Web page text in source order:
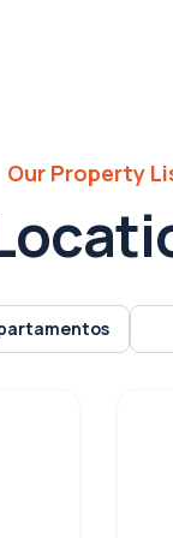
Our Property